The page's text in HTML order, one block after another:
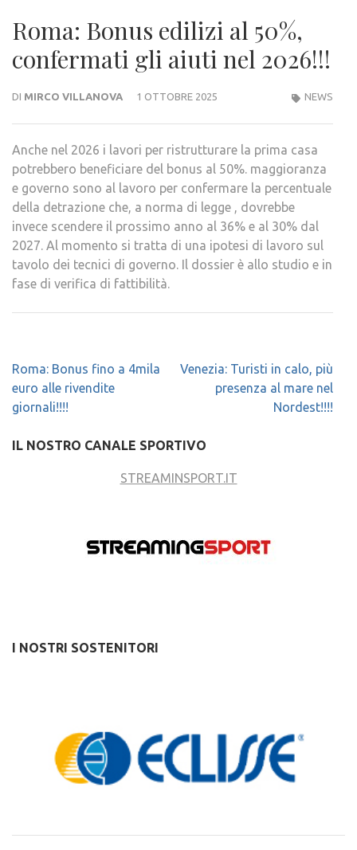
Roma: Bonus edilizi al 50%,
confermati gli aiuti nel 2026!!!
DI MIRCO VILLANOVA 1 OTTOBRE 2025 NEWS
Anche nel 2026 i lavori per ristrutturare la prima casa
potrebbero beneficiare del bonus al 50%. maggioranza
e governo sono al lavoro per confermare la percentuale
della detrazione che, a norma di legge , dovrebbe
invece scendere il prossimo anno al 36% e al 30% dal
2027. Al momento si tratta di una ipotesi di lavoro sul
tavolo dei tecnici di governo. Il dossier è allo studio e in
fase di verifica di fattibilità.
Navigazione
articoli
Roma: Bonus fino a 4mila
euro alle rivendite
giornali!!!!
Venezia: Turisti in calo, più
presenza al mare nel
Nordest!!!!
IL NOSTRO CANALE SPORTIVO
STREAMINSPORT.IT
I NOSTRI SOSTENITORI